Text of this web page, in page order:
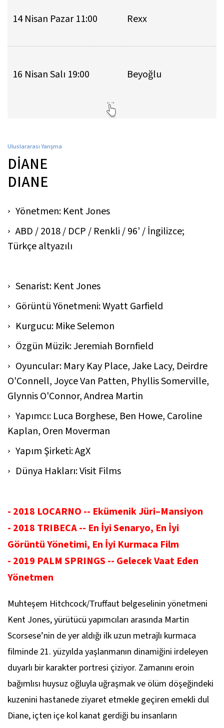
14 Nisan Pazar 11:00 Rexx
16 Nisan Salı 19:00 Beyoğlu
Uluslararası Yarışma
DİANE
DIANE
Yönetmen: Kent Jones
ABD / 2018 / DCP / Renkli / 96’ / İngilizce;
Türkçe altyazılı
Senarist: Kent Jones
Görüntü Yönetmeni: Wyatt Garfield
Kurgucu: Mike Selemon
Özgün Müzik: Jeremiah Bornfield
Oyuncular: Mary Kay Place, Jake Lacy, Deirdre
O'Connell, Joyce Van Patten, Phyllis Somerville,
Glynnis O'Connor, Andrea Martin
Yapımcı: Luca Borghese, Ben Howe, Caroline
Kaplan, Oren Moverman
Yapım Şirketi: AgX
Dünya Hakları: Visit Films
- 2018 LOCARNO -- Ekümenik Jüri–Mansiyon
- 2018 TRIBECA -- En İyi Senaryo, En İyi
Görüntü Yönetimi, En İyi Kurmaca Film
- 2019 PALM SPRINGS -- Gelecek Vaat Eden
Yönetmen
Muhteşem Hitchcock/Truffaut belgeselinin yönetmeni
Kent Jones, yürütücü yapımcıları arasında Martin
Scorsese’nin de yer aldığı ilk uzun metrajlı kurmaca
filminde 21. yüzyılda yaşlanmanın dinamiğini irdeleyen
duyarlı bir karakter portresi çiziyor. Zamanını eroin
bağımlısı huysuz oğluyla uğraşmak ve ölüm döşeğindeki
kuzenini hastanede ziyaret etmekle geçiren emekli dul
Diane, içten içe kol kanat gerdiği bu insanların